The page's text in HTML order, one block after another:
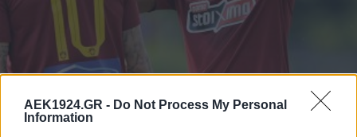
AEK1924.GR - Do Not Process My Personal
Information
«Άρρωστος» Γκαρσία, τρομερός Ζίνι